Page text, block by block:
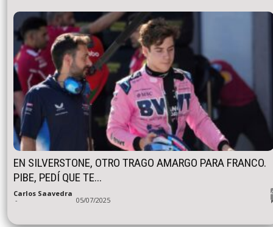
EN SILVERSTONE, OTRO TRAGO AMARGO PARA FRANCO.
PIBE, PEDÍ QUE TE...
Carlos Saavedra
- 05/07/2025